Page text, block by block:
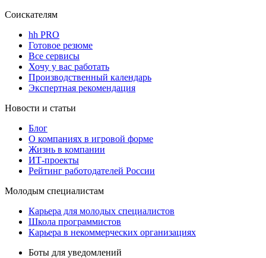
Соискателям
hh PRO
Готовое резюме
Все сервисы
Хочу у вас работать
Производственный календарь
Экспертная рекомендация
Новости и статьи
Блог
О компаниях в игровой форме
Жизнь в компании
ИТ-проекты
Рейтинг работодателей России
Молодым специалистам
Карьера для молодых специалистов
Школа программистов
Карьера в некоммерческих организациях
Боты для уведомлений